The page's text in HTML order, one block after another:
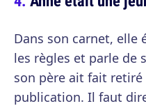
Dans son carnet,
les règles et parle de
son père ait fait retiré
publication. Il faut